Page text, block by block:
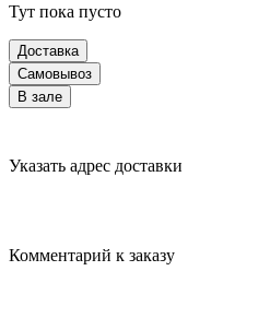
Тут пока пусто
Доставка
Самовывоз
В зале
Указать адрес доставки
Комментарий к заказу